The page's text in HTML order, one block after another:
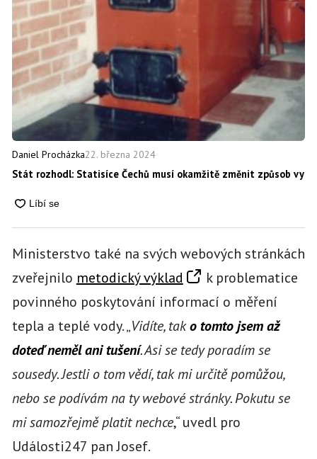
Daniel Procházka22. března 2024
Stát rozhodl: Statisíce Čechů musí okamžitě změnit způsob
Ministerstvo také na svých webových stránkách
zveřejnilo metodický výklad
k problematice
povinného poskytování informací o měření
tepla a teplé vody. „Vidíte, tako tomto jsem až
doteď neměl ani tušení. Asi se tedy poradím se
sousedy. Jestli o tom vědí, tak mi určitě pomůžou,
nebo se podívám na ty webové stránky. Pokutu se
mi samozřejmě platit nechce,“ uvedl pro
Události247 pan Josef.